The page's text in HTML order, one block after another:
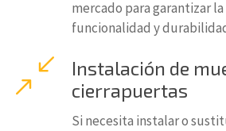
mercado para garantizar
funcionalidad y
Instalación de
cierrapuertas
Si necesita instalar o